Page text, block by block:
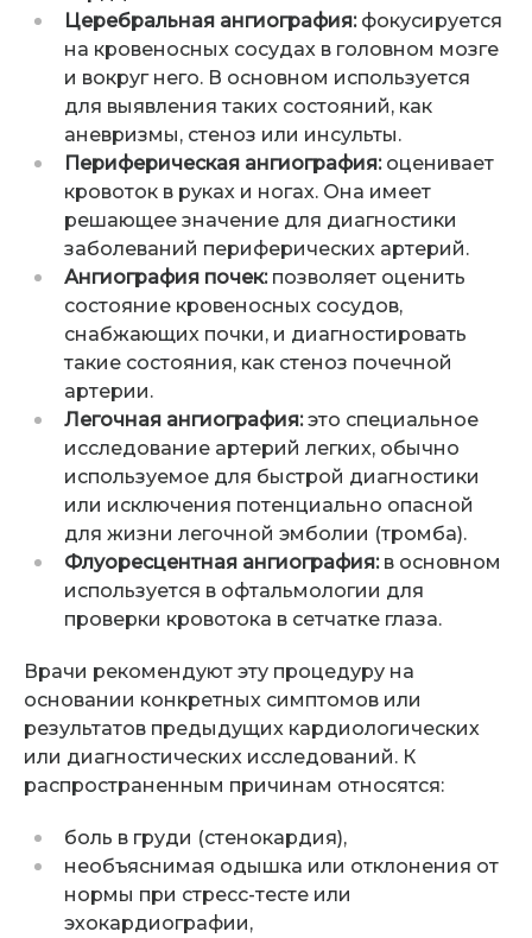
Церебральная ангиография:фокусируется
на кровеносных сосудах в головном мозге
и вокруг него. В основном используется
для выявления таких состояний, как
аневризмы, стеноз или инсульты.
Периферическая ангиография:оценивает
кровоток в руках и ногах. Она имеет
решающее значение для диагностики
заболеваний периферических артерий.
Ангиография почек:позволяет оценить
состояние кровеносных сосудов,
снабжающих почки, и диагностировать
такие состояния, как стеноз почечной
артерии.
Легочная ангиография:это специальное
исследование артерий легких, обычно
используемое для быстрой диагностики
или исключения потенциально опасной
для жизни легочной эмболии (тромба).
Флуоресцентная ангиография:в основном
используется в офтальмологии для
проверки кровотока в сетчатке глаза.
Врачи рекомендуют эту процедуру на
основании конкретных симптомов или
результатов предыдущих кардиологических
или диагностических исследований. К
распространенным причинам относятся:
боль в груди (стенокардия),
необъяснимая одышка или отклонения от
нормы при стресс-тестеили
эхокардиографии,